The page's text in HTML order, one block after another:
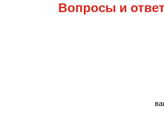
Вопросы и